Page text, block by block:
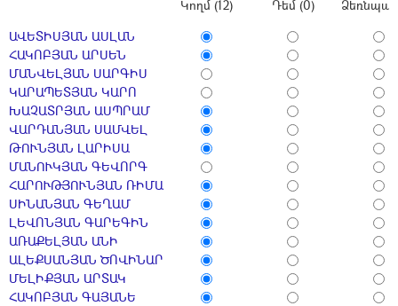
Կողմ (12) Դեմ (0)
ԱՎԵՏԻՍՅԱՆ ԱՍԼԱՆ
ՀԱԿՈԲՅԱՆ ԱՐՍԵՆ
ՄԱՆՎԵԼՅԱՆ ՍԱՐԳԻՍ
ԿԱՐԱՊԵՏՅԱՆ ԿԱՐՈ
ԽԱՉԱՏՐՅԱՆ ԱՍՊՐԱՄ
ՎԱՐԴԱՆՅԱՆ ՍԱՄՎԵԼ
ԹՈՒՆՅԱՆ ԼԱՐԻՍԱ
ՄԱՆՈՒԿՅԱՆ ԳԵՎՈՐԳ
ՀԱՐՈՒԹՅՈՒՆՅԱՆ ՌԻՄԱ
ՍԻՆԱՆՅԱՆ ԳԵՂԱՄ
ԼԵՎՈՆՅԱՆ ԳԱՐԵԳԻՆ
ԱՌԱՔԵԼՅԱՆ ԱՆԻ
ԱԼԵՔՍԱՆՅԱՆ ԾՈՎԻՆԱՐ
ՄԵԼԻՔՅԱՆ ԱՐՏԱԿ
ՀԱԿՈԲՅԱՆ ԳԱՅԱՆԵ